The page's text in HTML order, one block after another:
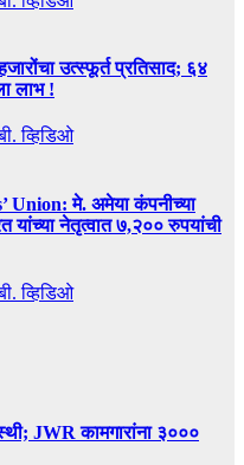
उत्स्फूर्त प्रतिसाद; ६४
लाभ !
व्हिडिओ
मे. अमेया कंपनीच्या
यांच्या नेतृत्वात ७,२०० रुपयांची
व्हिडिओ
JWR कामगारांना ३०००